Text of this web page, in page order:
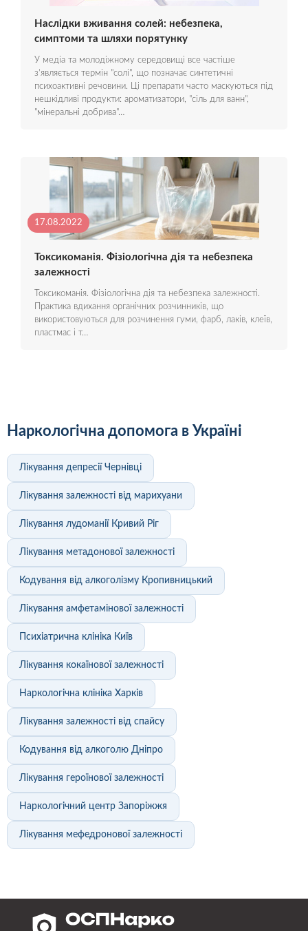
Наслідки вживання солей: небезпека,
симптоми та шляхи порятунку
У медіа та молодіжному середовищі все частіше
з’являється термін "солі", що позначає синтетичні
психоактивні речовини. Ці препарати часто маскуються під
нешкідливі продукти: ароматизатори, "сіль для ванн",
"мінеральні добрива"…
17.08.2022
Токсикоманія. Фізіологічна дія та небезпека
залежності
Токсикоманія. Фізіологічна дія та небезпека залежності.
Практика вдихання органічних розчинників, що
використовуються для розчинення гуми, фарб, лаків, клеїв,
пластмас і т…
Наркологічна допомога в Україні
Лікування депресії Чернівці
Лікування залежності від марихуани
Лікування лудоманії Кривий Ріг
Лікування метадонової залежності
Кодування від алкоголізму Кропивницький
Лікування амфетамінової залежності
Психіатрична клініка Київ
Лікування кокаїнової залежності
Наркологічна клініка Харків
Лікування залежності від спайсу
Кодування від алкоголю Дніпро
Лікування героїнової залежності
Наркологічний центр Запоріжжя
Лікування мефедронової залежності